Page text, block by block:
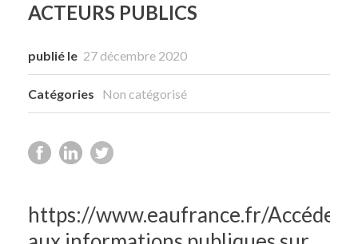
ACTEURS PUBLICS
publié le 27 décembre 2020
Catégories Non catégorisé
https://www.eaufrance.fr/Accéder